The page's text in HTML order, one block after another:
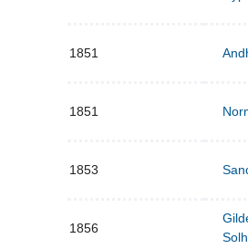
1851
1851
1853
1856